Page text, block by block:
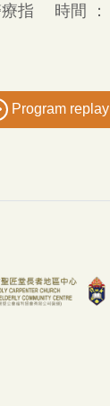
指
時間 ：
Program replay